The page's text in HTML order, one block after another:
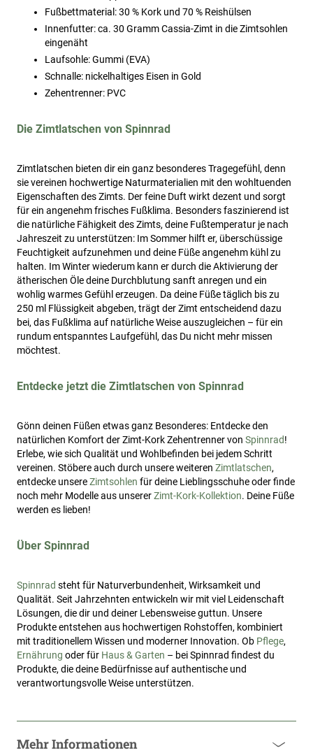
Fußbettmaterial: 30 % Kork und 70 % Reishülsen
Innenfutter: ca. 30 Gramm Cassia-Zimt in die Zimtsohlen
eingenäht
Laufsohle: Gummi (EVA)
Schnalle: nickelhaltiges Eisen in Gold
Zehentrenner: PVC
Die Zimtlatschen von Spinnrad
Zimtlatschen bieten dir ein ganz besonderes Tragegefühl, denn
sie vereinen hochwertige Naturmaterialien mit den wohltuenden
Eigenschaften des Zimts. Der feine Duft wirkt dezent und sorgt
für ein angenehm frisches Fußklima. Besonders faszinierend ist
die natürliche Fähigkeit des Zimts, deine Fußtemperatur je nach
Jahreszeit zu unterstützen: Im Sommer hilft er, überschüssige
Feuchtigkeit aufzunehmen und deine Füße angenehm kühl zu
halten. Im Winter wiederum kann er durch die Aktivierung der
ätherischen Öle deine Durchblutung sanft anregen und ein
wohlig warmes Gefühl erzeugen. Da deine Füße täglich bis zu
250 ml Flüssigkeit abgeben, trägt der Zimt entscheidend dazu
bei, das Fußklima auf natürliche Weise auszugleichen – für ein
rundum entspanntes Laufgefühl, das Du nicht mehr missen
möchtest.
Entdecke jetzt die Zimtlatschen von Spinnrad
Gönn deinen Füßen etwas ganz Besonderes: Entdecke den
natürlichen Komfort der Zimt-Kork Zehentrenner von Spinnrad!
Erlebe, wie sich Qualität und Wohlbefinden bei jedem Schritt
vereinen. Stöbere auch durch unsere weiteren Zimtlatschen,
entdecke unsereZimtsohlen für deine Lieblingsschuhe oder finde
noch mehr Modelle aus unsererZimt-Kork-Kollektion. Deine Füße
werden es lieben!
Über Spinnrad
Spinnrad steht für Naturverbundenheit, Wirksamkeit und
Qualität. Seit Jahrzehnten entwickeln wir mit viel Leidenschaft
Lösungen, die dir und deiner Lebensweise guttun. Unsere
Produkte entstehen aus hochwertigen Rohstoffen, kombiniert
mit traditionellem Wissen und moderner Innovation. Ob Pflege,
Ernährung oder für Haus & Garten – bei Spinnrad findest du
Produkte, die deine Bedürfnisse auf authentische und
verantwortungsvolle Weise unterstützen.
Mehr Informationen